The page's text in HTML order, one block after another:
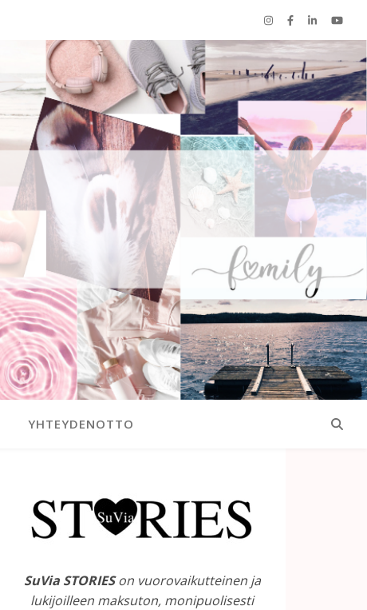
YHTEYDENOTTO
SuVia STORIESon vuorovaikutteinen ja
lukijoilleen maksuton, monipuolisesti